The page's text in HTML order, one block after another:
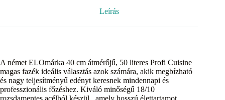
Leírás
A német ELOmárka 40 cm átmérőjű, 50 literes Profi Cuisine
magas fazék ideális választás azok számára, akik megbízható
és nagy teljesítményű edényt keresnek mindennapi és
professzionális főzéshez. Kiváló minőségű 18/10